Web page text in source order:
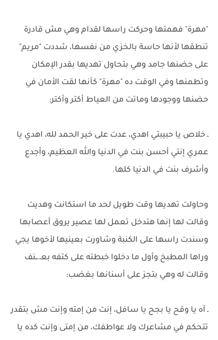
"مهرة" فهمتها وحركت راسها لقدام وهي مش قادرة
تنطقها لأنها حاسة بالخزي من نفسها، شددت "مريم"
على حضنها جامد وهي بتحاول تهديها بقدر الإمكان
وتطمنها وفي الوقت ده "مهرة" كأنها لقت الأمان في
حضنها ووجودها وماتت من العياط أكتر وأكتر:
ـ خلاص يا حبيبتي اهدي، عدت على خير الحمد لله، اهدي يا
عمري إنتي أحسن بنت في الدنيا والله العظيم، وأجدع
وأشرف بنت في الدنيا كلها.
وحاولت تهديها وقت طويل لحد ما استكانت وهديت
وقالت لها إنها هتدخل تعمل لها عصير يروق أعصابها
وسندت راسها على الكنبة وشاورت بعينيها لأخوها يجي
وراها المطبخ وأول ما دخلوا خبطته على كتفه بعـ.ــنف
وقالت له وهي بتجز على أسنانها بغضب:
ـ آه يا وقح يا بجح يا سافل، إنت من إمته وإنت مش بتقدر
تتحكم في مشاعرك ولا عواطفك، من إمتى وإنت كده يا